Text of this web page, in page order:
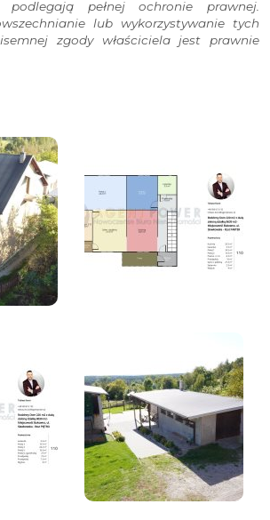
pełnej ochronie prawnej.
lub wykorzystywanie tych
zgody właściciela jest prawnie